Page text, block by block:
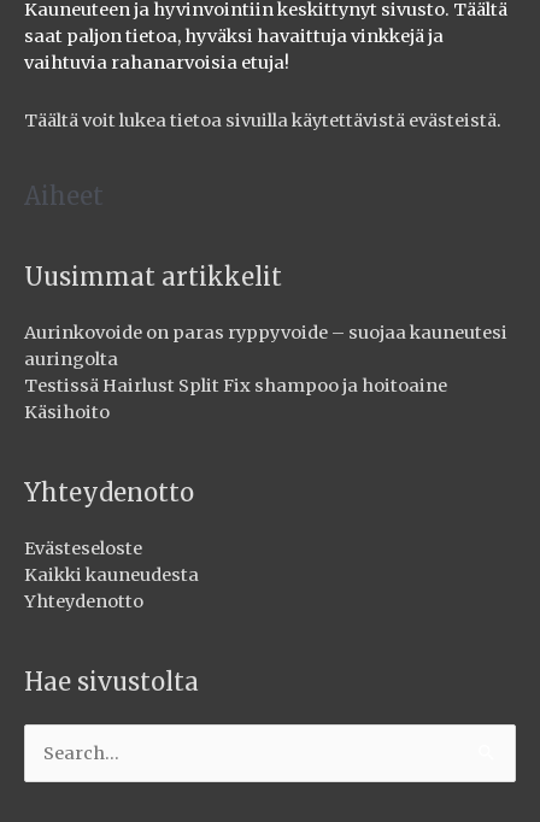
Kauneuteen ja hyvinvointiin keskittynyt sivusto. Täältä
saat paljon tietoa, hyväksi havaittuja vinkkejä ja
vaihtuvia rahanarvoisia etuja!
Täältä voit lukea tietoa sivuilla käytettävistä evästeistä.
Aiheet
Uusimmat artikkelit
Aurinkovoide on paras ryppyvoide – suojaa kauneutesi
auringolta
Testissä Hairlust Split Fix shampoo ja hoitoaine
Käsihoito
Yhteydenotto
Evästeseloste
Kaikki kauneudesta
Yhteydenotto
Hae sivustolta
Search
for: